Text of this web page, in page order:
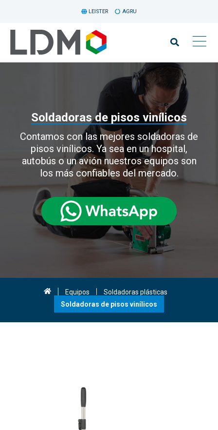
LEISTER AGRU
Soldadoras de pisos vinílicos
Contamos con las mejores soldadoras de
pisos vinílicos. Ya sea en un hospital,
autobús o un avión nuestros equipos son
los más confiables del mercado.
Equipos
Soldadoras plásticas
Soldadoras de pisos vinílicos